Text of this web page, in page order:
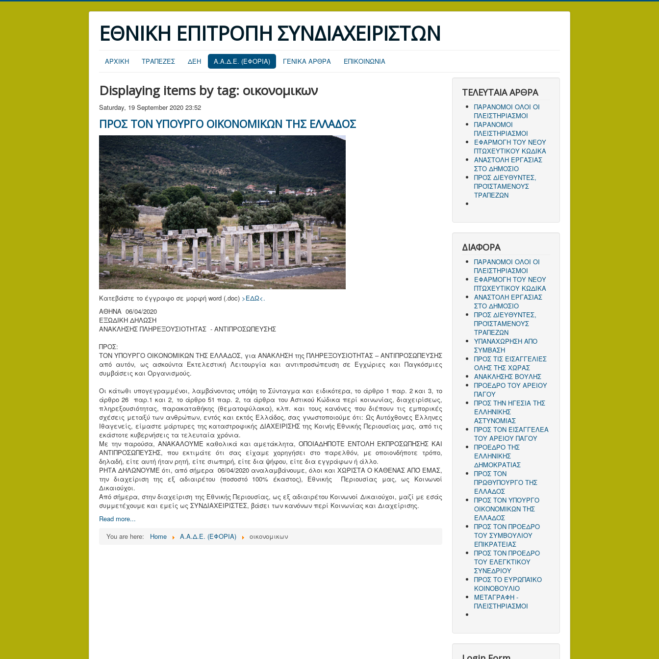
ΕΘΝΙΚΗ ΕΠΙΤΡΟΠΗ ΣΥΝΔΙΑΧΕΙΡΙΣΤΩΝ
ΑΡΧΙΚΗ ΤΡΑΠΕΖΕΣ ΔΕΗ Α.Α.Δ.Ε. (ΕΦΟΡΙΑ) ΓΕΝΙΚΑ ΑΡΘΡΑ ΕΠΙΚΟΙΝΩΝΙΑ
Displaying items by tag: οικονομικων
Saturday, 19 September 2020 23:52
ΠΡΟΣ TΟΝ ΥΠΟΥΡΓΟ ΟΙΚΟΝΟΜΙΚΩΝ ΤΗΣ ΕΛΛΑΔΟΣ
Κατεβάστε το έγγραφο σε μορφή word (.doc) >ΕΔΩ<.
ΑΘΗΝΑ 06/04/2020
ΕΞΩΔΙΚΗ ΔΗΛΩΣΗ
ΑΝΑΚΛΗΣΗΣ ΠΛΗΡΕΞΟΥΣΙΟΤΗΤΑΣ - ΑΝΤΙΠΡΟΣΩΠΕΥΣΗΣ
ΠΡΟΣ:
TΟΝ ΥΠΟΥΡΓΟ ΟΙΚΟΝΟΜΙΚΩΝ ΤΗΣ ΕΛΛΑΔΟΣ, για ΑΝΑΚΛΗΣΗ της ΠΛΗΡΕΞΟΥΣΙΟΤΗΤΑΣ – ΑΝΤΙΠΡΟΣΩΠΕΥΣΗΣ
από αυτόν, ως ασκούντα Εκτελεστική Λειτουργία και αντιπροσώπευση σε Εγχώριες και Παγκόσμιες
συμβάσεις και Οργανισμούς.
Οι κάτωθι υπογεγραμμένοι, λαμβάνοντας υπόψη το Σύνταγμα και ειδικότερα, το άρθρο 1 παρ. 2 και 3, το
άρθρο 26 παρ.1 και 2, το άρθρο 51 παρ. 2, τα άρθρα του Αστικού Κώδικα περί κοινωνίας, διαχειρίσεως,
πληρεξουσιότητας, παρακαταθήκης (θεματοφύλακα), κλπ. και τους κανόνες που διέπουν τις εμπορικές
σχέσεις μεταξύ των ανθρώπων, εντός και εκτός Ελλάδος, σας γνωστοποιούμε ότι: Ως Aυτόχθονες Έλληνες
Iθαγενείς, είμαστε μάρτυρες της καταστροφικής ΔΙΑΧΕΙΡΙΣΗΣ της Κοινής Εθνικής Περιουσίας μας, από τις
εκάστοτε κυβερνήσεις τα τελευταία χρόνια.
Με την παρούσα, ΑΝΑΚΑΛΟΥΜΕ καθολικά και αμετάκλητα, ΟΠΟΙΑΔΗΠΟΤΕ ΕΝΤΟΛΗ ΕΚΠΡΟΣΩΠΗΣΗΣ ΚΑΙ
ΑΝΤΙΠΡΟΣΩΠΕΥΣΗΣ, που εκτιμάτε ότι σας είχαμε χορηγήσει στο παρελθόν, με οποιονδήποτε τρόπο,
δηλαδή, είτε αυτή ήταν ρητή, είτε σιωπηρή, είτε δια ψήφου, είτε δια εγγράφων ή άλλο.
ΡΗΤΑ ΔΗΛΩΝΟΥΜΕ ότι, από σήμερα 06/04/2020 αναλαμβάνουμε, όλοι και ΧΩΡΙΣΤΑ Ο ΚΑΘΕΝΑΣ ΑΠΌ ΕΜΑΣ,
την διαχείριση της εξ αδιαιρέτου (ποσοστό 100% έκαστος), Εθνικής Περιουσίας μας, ως Κοινωνοί
Δικαιούχοι.
Από σήμερα, στην διαχείριση της Εθνικής Περιουσίας, ως εξ αδιαιρέτου Κοινωνοί Δικαιούχοι, μαζί με εσάς
συμμετέχουμε και εμείς ως ΣΥΝΔΙΑΧΕΙΡΙΣΤΕΣ, βάσει των κανόνων περί Κοινωνίας και Διαχείρισης.
Read more...
You are here:
Home Α.Α.Δ.Ε. (ΕΦΟΡΙΑ) οικονομικων
ΤΕΛΕΥΤΑΙΑ ΑΡΘΡΑ
ΠΑΡΑΝΟΜΟΙ ΟΛΟΙ ΟΙ
ΠΛΕΙΣΤΗΡΙΑΣΜΟΙ
ΠΑΡΑΝΟΜΟΙ
ΠΛΕΙΣΤΗΡΙΑΣΜΟΙ
ΕΦΑΡΜΟΓΗ ΤΟΥ ΝΕΟΥ
ΠΤΩΧΕΥΤΙΚΟΥ ΚΩΔΙΚΑ
ΑΝΑΣΤΟΛΗ ΕΡΓΑΣΙΑΣ
ΣΤΟ ΔΗΜΟΣΙΟ
ΠΡΟΣ ΔΙΕΥΘΥΝΤΕΣ,
ΠΡΟΪΣΤΑΜΕΝΟΥΣ
ΤΡΑΠΕΖΩΝ
ΔΙΑΦΟΡΑ
ΠΑΡΑΝΟΜΟΙ ΟΛΟΙ ΟΙ
ΠΛΕΙΣΤΗΡΙΑΣΜΟΙ
ΕΦΑΡΜΟΓΗ ΤΟΥ ΝΕΟΥ
ΠΤΩΧΕΥΤΙΚΟΥ ΚΩΔΙΚΑ
ΑΝΑΣΤΟΛΗ ΕΡΓΑΣΙΑΣ
ΣΤΟ ΔΗΜΟΣΙΟ
ΠΡΟΣ ΔΙΕΥΘΥΝΤΕΣ,
ΠΡΟΪΣΤΑΜΕΝΟΥΣ
ΤΡΑΠΕΖΩΝ
ΥΠΑΝΑΧΩΡΗΣΗ ΑΠΟ
ΣΥΜΒΑΣΗ
ΠΡΟΣ ΤΙΣ ΕΙΣΑΓΓΕΛΙΕΣ
ΟΛΗΣ ΤΗΣ ΧΩΡΑΣ
ΑΝΑΚΛΗΣΗΣ ΒΟΥΛΗΣ
ΠΡΟΕΔΡΟ ΤΟΥ ΑΡΕΙΟΥ
ΠΑΓΟΥ
ΠΡΟΣ ΤΗΝ ΗΓΕΣΙΑ ΤΗΣ
ΕΛΛΗΝΙΚΗΣ
ΑΣΤΥΝΟΜΙΑΣ
ΠΡΟΣ ΤΟΝ ΕΙΣΑΓΓΕΛΕΑ
ΤΟΥ ΑΡΕΙΟΥ ΠΑΓΟΥ
ΠΡΟΕΔΡΟ ΤΗΣ
ΕΛΛΗΝΙΚΗΣ
ΔΗΜΟΚΡΑΤΙΑΣ
ΠΡΟΣ ΤΟΝ
ΠΡΩΘΥΠΟΥΡΓΟ ΤΗΣ
ΕΛΛΑΔΟΣ
ΠΡΟΣ TΟΝ ΥΠΟΥΡΓΟ
ΟΙΚΟΝΟΜΙΚΩΝ ΤΗΣ
ΕΛΛΑΔΟΣ
ΠΡΟΣ ΤΟΝ ΠΡΟΕΔΡΟ
ΤΟΥ ΣΥΜΒΟΥΛΙΟΥ
ΕΠΙΚΡΑΤΕΙΑΣ
ΠΡΟΣ ΤΟΝ ΠΡΟΕΔΡΟ
ΤΟΥ ΕΛΕΓΚΤΙΚΟΥ
ΣΥΝΕΔΡΙΟΥ
ΠΡΟΣ ΤΟ ΕΥΡΩΠΑΪΚΟ
ΚΟΙΝΟΒΟΥΛΙΟ
ΜΕΤΑΓΡΑΦΗ -
ΠΛΕΙΣΤΗΡΙΑΣΜΟΙ